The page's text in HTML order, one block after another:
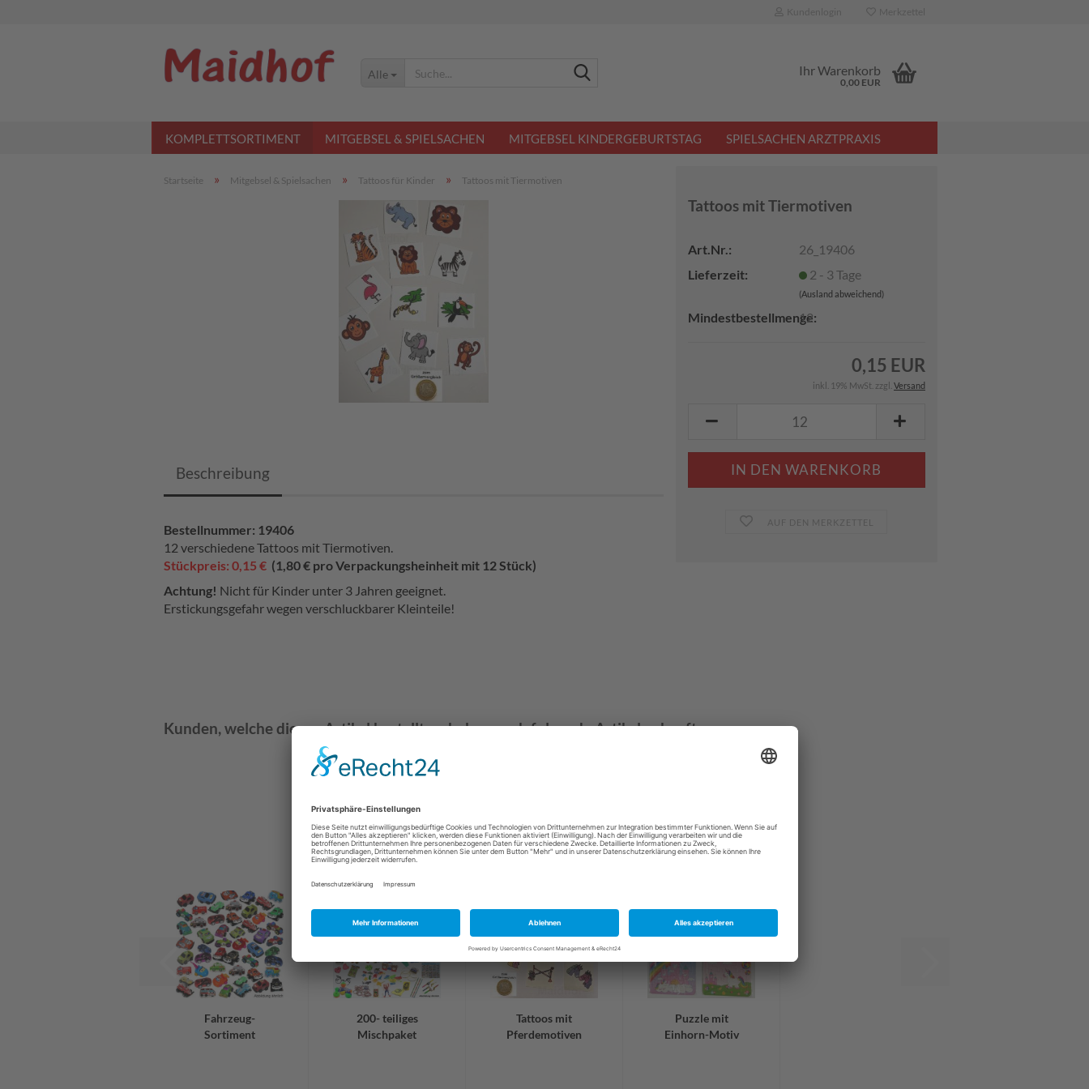
Kundenlogin Merkzettel
Alle Ihr Warenkorb
0,00 EUR
KOMPLETTSORTIMENT MITGEBSEL & SPIELSACHEN MITGEBSEL KINDERGEBURTSTAG SPIELSACHEN ARZTPRAXIS
Startseite » Mitgebsel & Spielsachen » Tattoos für Kinder » Tattoos mit Tiermotiven
Tattoos mit Tiermotiven
Art.Nr.:
26_19406
Lieferzeit:
2 - 3 Tage
(Ausland abweichend)
Mindestbestellmenge:
12
0,15 EUR
inkl. 19% MwSt. zzgl. Versand
AUF DEN MERKZETTEL
Beschreibung
Bestellnummer: 19406
12 verschiedene Tattoos mit Tiermotiven.
Stückpreis: 0,15 € (1,80 € pro Verpackungsheinheit mit 12 Stück)
Achtung! Nicht für Kinder unter 3 Jahren geeignet.
Erstickungsgefahr wegen verschluckbarer Kleinteile!
Kunden, welche diesen Artikel bestellten, haben auch folgende Artikel gekauft:
Fahrzeug-
Sortiment
200- teiliges
Mischpaket
Tattoos mit
Pferdemotiven
Puzzle mit
Einhorn-Motiv